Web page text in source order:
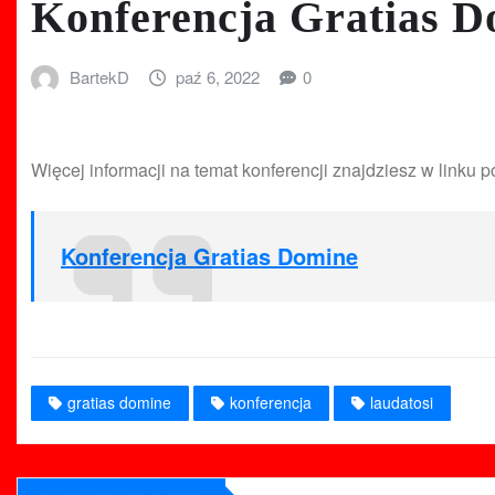
Konferencja Gratias
BartekD paź 6, 2022 0
Więcej informacji na temat konferencji znajdziesz w linku
Konferencja Gratias Domine
gratias domine konferencja laudatosi